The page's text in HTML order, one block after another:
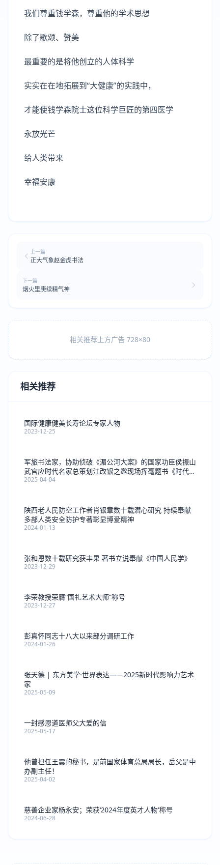
我们尊重钱学森，尊重他的学术思想
除了歌颂、赞美
最重要的是将他创立的人体科学
实实在在地拓展到“大健康”的实践中，
才能使钱学森院士这位科学巨匠的第四医学
永放光芒
给人类带来
幸福安康
上一篇
正大气象赵金虎书法
下一篇
烟火里庚续精气神
相关推荐上方广告 728×80
相关推荐
国际健康健美长寿论坛专家人物
2023-12-25
军旅书法家，协助侦破《湄公河大案》的国家功臣侯振山
武官应时代名家总策划江改银之邀现场挥毫题书《时代名
家》
2025-04-04
陕西老人民防空工作者肖银章数十载潜心研究 持续奉献
多部人类安全防护专著彰显博爱精神
2024-01-13
张和恩数十载研究获丰果 著书立说奉献《中国人民学》
2023-12-29
李荣教授荣膺“国礼艺术大师”称号
2023-12-27
彭真怀同志十八大以来部分调研工作
2024-01-26
张天德 | 东方美学·世界表达——2025新时代影响力艺术
家
2025-05-09
一封感恩道医师父大爱的信
2025-05-17
他曾担任王震的秘书，是前国家体育总局局长，岳父是中
办副主任！
2025-04-02
慈善企业家杨永安；荣获‘2024年度英才人物'称号
2024-06-28